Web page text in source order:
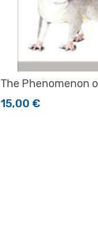
The Phenomenon
15,00 €